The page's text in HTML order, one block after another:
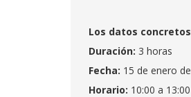
Los datos
Duración: 3 horas
Fecha: 15 de enero
Horario: 10:00 a